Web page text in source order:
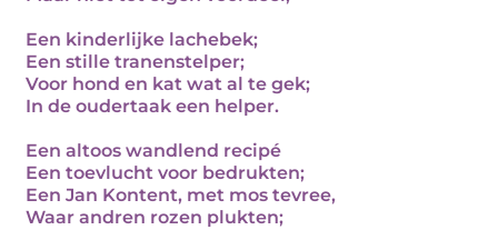
Een kinderlijke lachebek;
Een stille tranenstelper;
Voor hond en kat wat al te gek;
In de oudertaak een helper.
Een altoos wandlend recipé
Een toevlucht voor bedrukten;
Een Jan Kontent, met mos tevree,
Waar andren rozen plukten;